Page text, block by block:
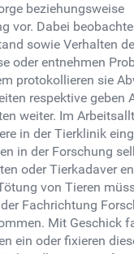
beziehungsweise
vor. Dabei
sowie Verhalten
oder entnehmen
protokollieren sie
respektive geben
weiter. Im
in der Tierklinik
in der Forschung
oder Tierkadaver
von Tieren
Fachrichtung
Mit Geschick
ein oder fixieren